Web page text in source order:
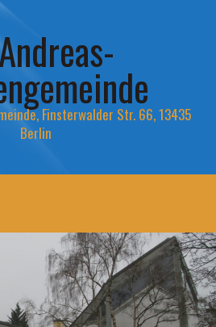
Finsterwalder Str. 66, 13435
Berlin